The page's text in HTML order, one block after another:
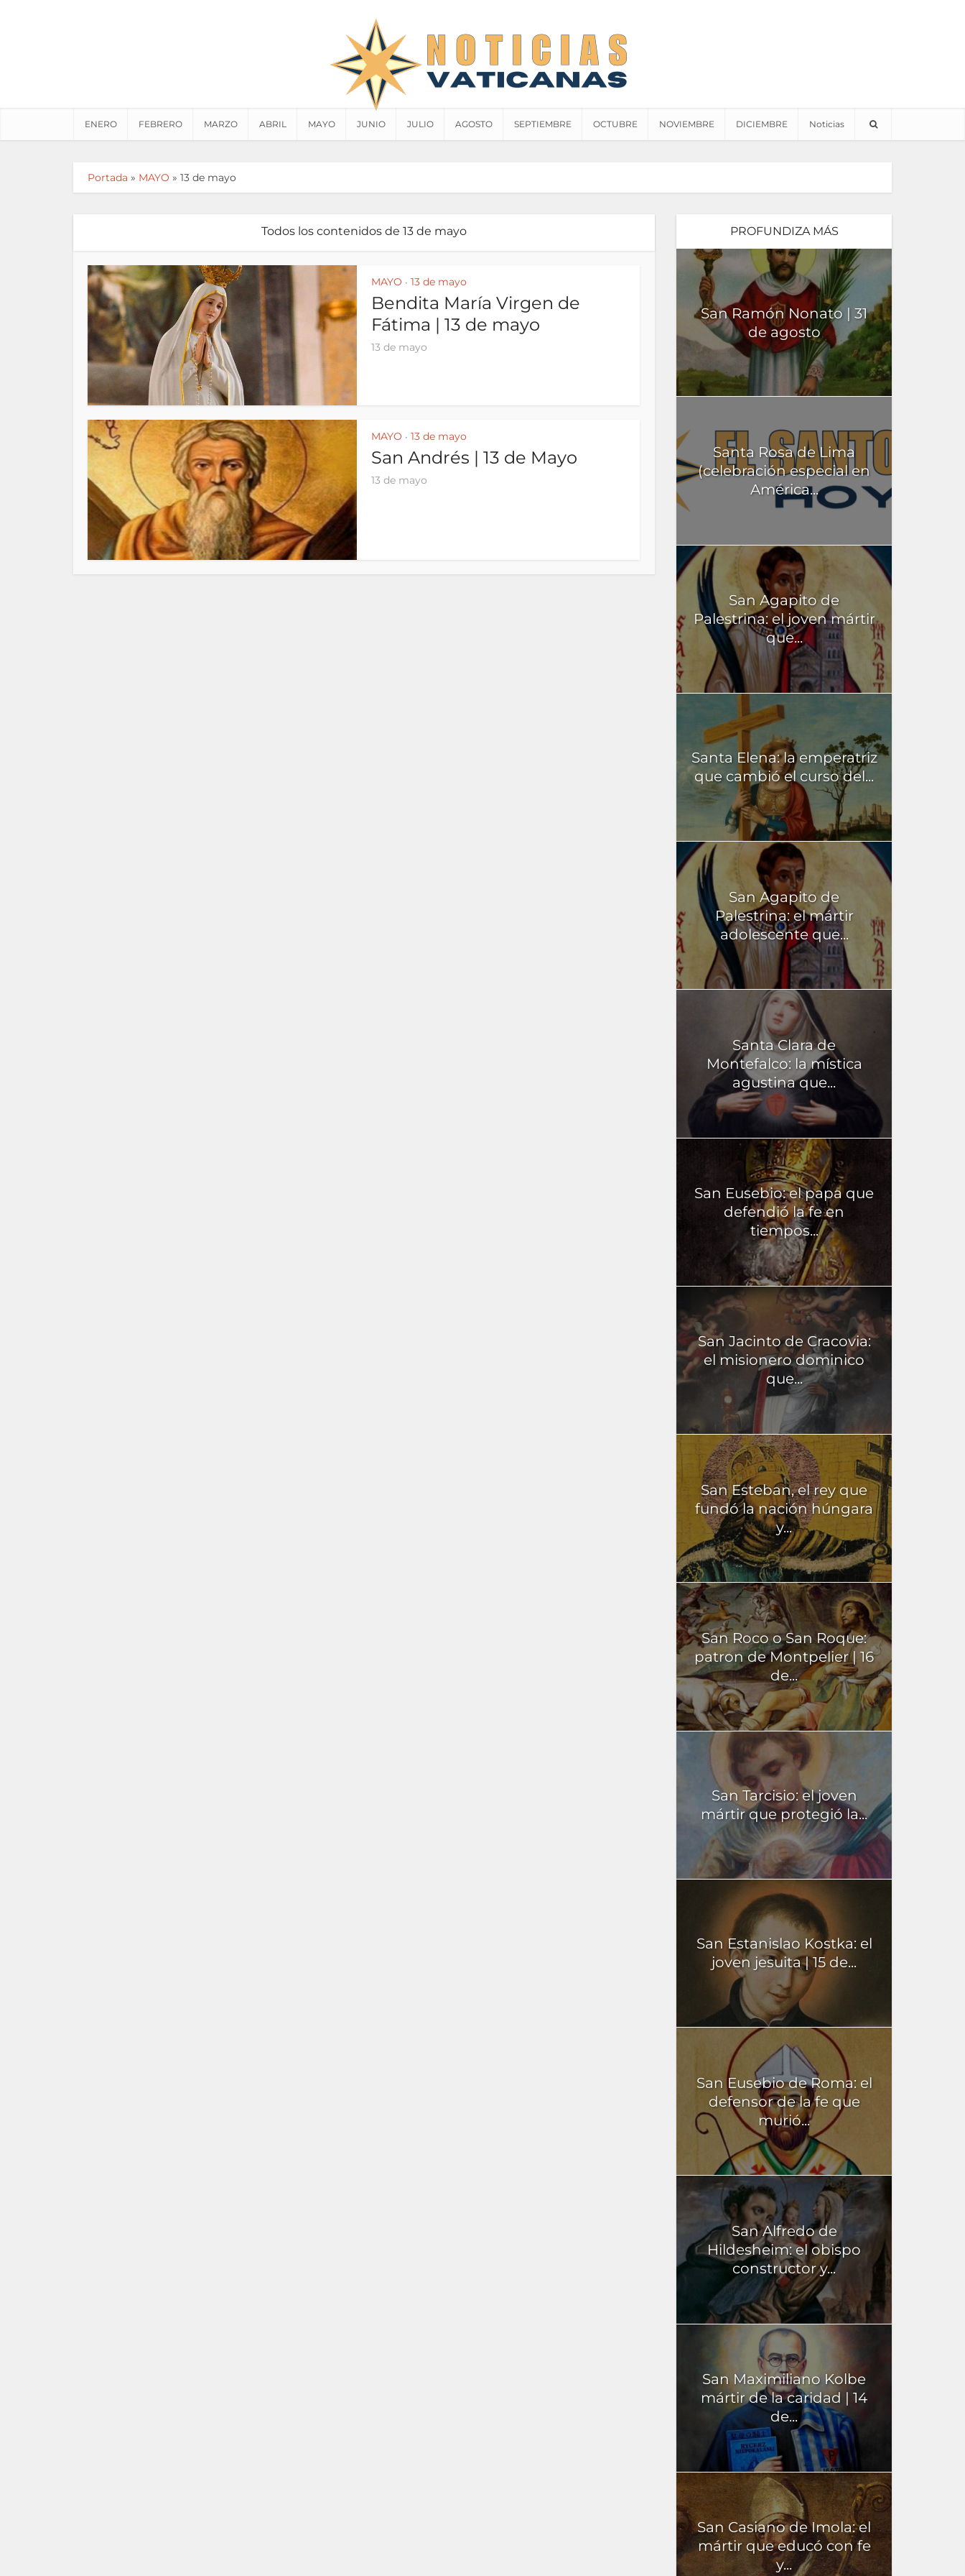
ENERO FEBRERO MARZO ABRIL MAYO JUNIO JULIO AGOSTO SEPTIEMBRE OCTUBRE NOVIEMBRE DICIEMBRE Noticias
Portada » MAYO » 13 de mayo
Todos los contenidos de 13 de mayo
MAYO • 13 de mayo
Bendita María Virgen de
Fátima | 13 de mayo
13 de mayo
MAYO • 13 de mayo
San Andrés | 13 de Mayo
13 de mayo
PROFUNDIZA MÁS
San Ramón Nonato | 31
de agosto
Santa Rosa de Lima
(celebración especial en
América...
San Agapito de
Palestrina: el joven mártir
que...
Santa Elena: la emperatriz
que cambió el curso del...
San Agapito de
Palestrina: el mártir
adolescente que...
Santa Clara de
Montefalco: la mística
agustina que...
San Eusebio: el papa que
defendió la fe en
tiempos...
San Jacinto de Cracovia:
el misionero dominico
que...
San Esteban, el rey que
fundó la nación húngara
y...
San Roco o San Roque:
patron de Montpelier | 16
de...
San Tarcisio: el joven
mártir que protegió la...
San Estanislao Kostka: el
joven jesuita | 15 de...
San Eusebio de Roma: el
defensor de la fe que
murió...
San Alfredo de
Hildesheim: el obispo
constructor y...
San Maximiliano Kolbe
mártir de la caridad | 14
de...
San Casiano de Imola: el
mártir que educó con fe
y...